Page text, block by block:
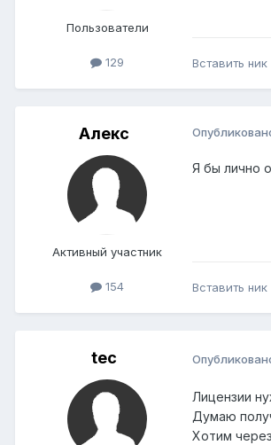
Пользователи
129 Вставить ник
Алекc
Активный участник
154
Я бы лично
Вставить ник
tec
Лицензии
Думаю
Хотим